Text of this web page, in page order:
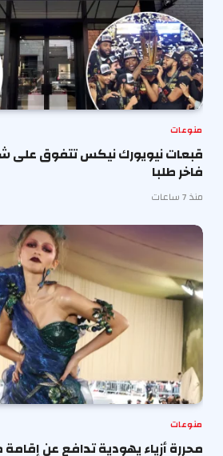
منوعات
قبعات نيويورك نيكس تتفوق على
فاخر طلبا
منذ 7 ساعات
منوعات
محررة أزياء يهودية تدافع عن إقامة